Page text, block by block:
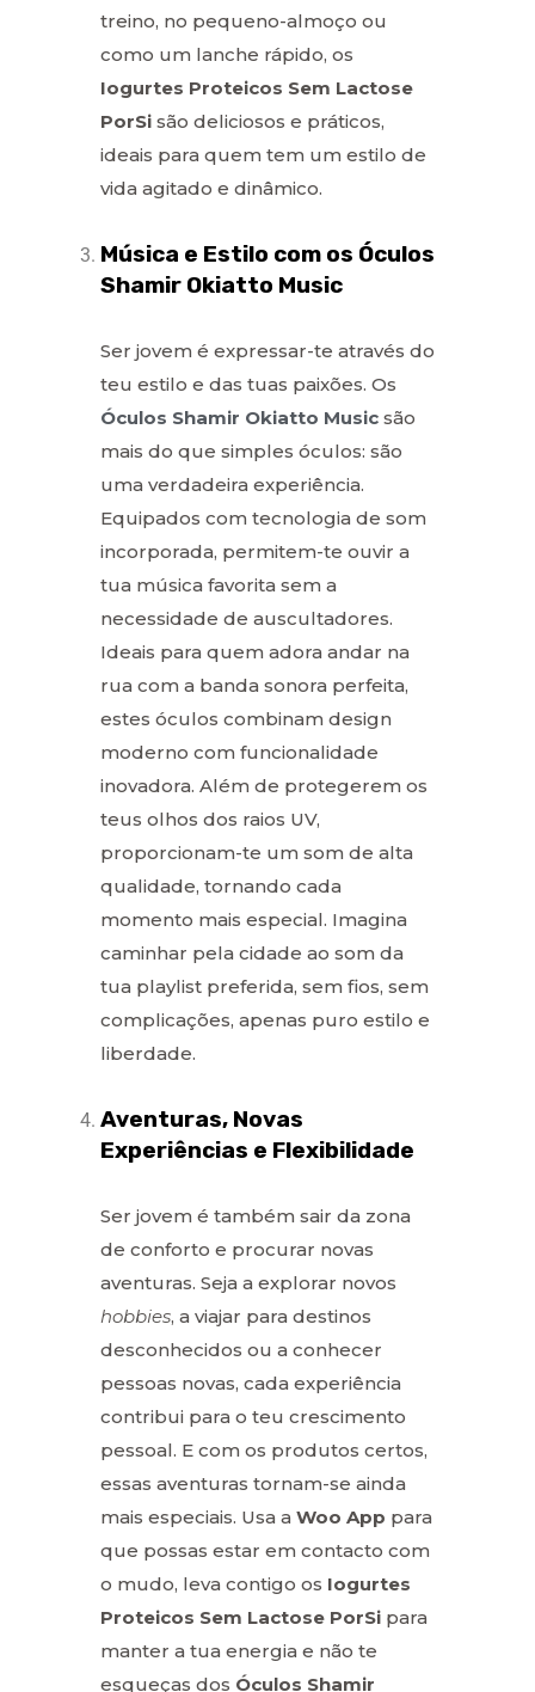
treino, no pequeno-almoço ou
como um lanche rápido, os
Iogurtes Proteicos Sem Lactose
PorSi são deliciosos e práticos,
ideais para quem tem um estilo de
vida agitado e dinâmico.
Música e Estilo com os Óculos
Shamir Okiatto Music
Ser jovem é expressar-te através do
teu estilo e das tuas paixões. Os
Óculos Shamir Okiatto Music são
mais do que simples óculos: são
uma verdadeira experiência.
Equipados com tecnologia de som
incorporada, permitem-te ouvir a
tua música favorita sem a
necessidade de auscultadores.
Ideais para quem adora andar na
rua com a banda sonora perfeita,
estes óculos combinam design
moderno com funcionalidade
inovadora. Além de protegerem os
teus olhos dos raios UV,
proporcionam-te um som de alta
qualidade, tornando cada
momento mais especial. Imagina
caminhar pela cidade ao som da
tua playlist preferida, sem fios, sem
complicações, apenas puro estilo e
liberdade.
Aventuras, Novas
Experiências e Flexibilidade
Ser jovem é também sair da zona
de conforto e procurar novas
aventuras. Seja a explorar novos
hobbies, a viajar para destinos
desconhecidos ou a conhecer
pessoas novas, cada experiência
contribui para o teu crescimento
pessoal. E com os produtos certos,
essas aventuras tornam-se ainda
mais especiais. Usa a Woo App para
que possas estar em contacto com
o mudo, leva contigo os Iogurtes
Proteicos Sem Lactose PorSi para
manter a tua energia e não te
esqueças dos Óculos Shamir